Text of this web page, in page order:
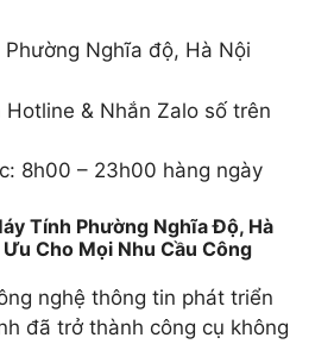
Nghĩa độ, Hà Nội
Hotline & Nhắn Zalo số trên
8h00 – 23h00 hàng ngày
Tính Phường Nghĩa Độ, Hà
Cho Mọi Nhu Cầu Công
nghệ thông tin phát triển
đã trở thành công cụ không